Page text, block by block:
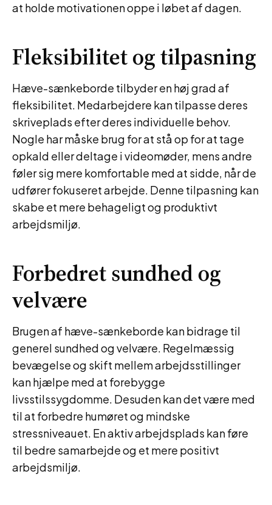
at holde motivationen oppe i løbet af dagen.
Fleksibilitet og tilpasning
Hæve-sænkeborde tilbyder en høj grad af
fleksibilitet. Medarbejdere kan tilpasse deres
skriveplads efter deres individuelle behov.
Nogle har måske brug for at stå op for at tage
opkald eller deltage i videomøder, mens andre
føler sig mere komfortable med at sidde, når de
udfører fokuseret arbejde. Denne tilpasning kan
skabe et mere behageligt og produktivt
arbejdsmiljø.
Forbedret sundhed og
velvære
Brugen af hæve-sænkeborde kan bidrage til
generel sundhed og velvære. Regelmæssig
bevægelse og skift mellem arbejdsstillinger
kan hjælpe med at forebygge
livsstilssygdomme. Desuden kan det være med
til at forbedre humøret og mindske
stressniveauet. En aktiv arbejdsplads kan føre
til bedre samarbejde og et mere positivt
arbejdsmiljø.